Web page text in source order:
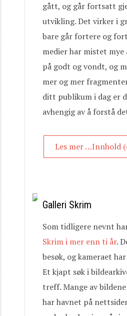
gått, og går fortsatt
utvikling. Det virker i
bare går fortere og
medier har mistet
på godt og vondt, og
mer og mer
ditt publikum i dag er
avhengig av å forstå
Les mer …Innhold
Galleri Skrim
Som tidligere nevnt
Skrim i mer enn ti år.
besøk, og kameraet
Et kjapt søk i
treff. Mange av
har havnet på